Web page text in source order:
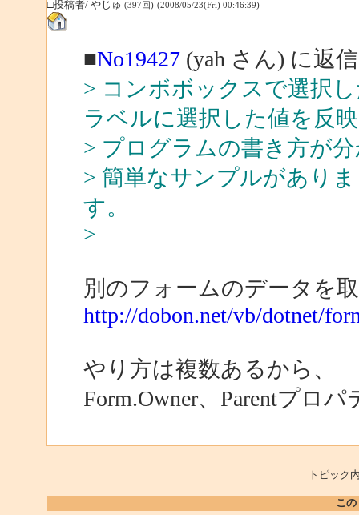
□投稿者/ やじゅ (397回)-(2008/05/23(Fri) 00:46:39)
■No19427(yah さん) に返信
> コンボボックスで選択
ラベルに選択した値を反
> プログラムの書き方が
> 簡単なサンプルがあり
す。
>
別のフォームのデータを
http://dobon.net/vb/dotnet/
やり方は複数あるから、
Form.Owner、Parentプロ
トピッ
こ